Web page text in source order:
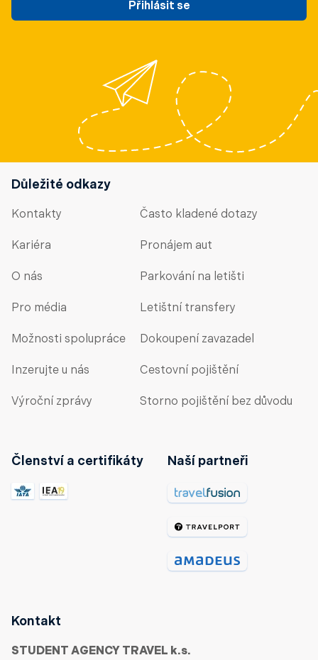
Přihlásit se
Důležité odkazy
Kontakty
Kariéra
O nás
Pro média
Možnosti spolupráce
Inzerujte u nás
Výroční zprávy
Často kladené dotazy
Pronájem aut
Parkování na letišti
Letištní transfery
Dokoupení zavazadel
Cestovní pojištění
Storno pojištění bez důvodu
Členství a certifikáty Naší partneři
Kontakt
STUDENT AGENCY TRAVEL k.s.